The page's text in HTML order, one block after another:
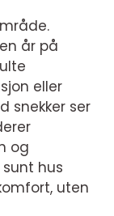
år på
eller
snekker ser
og
hus
uten